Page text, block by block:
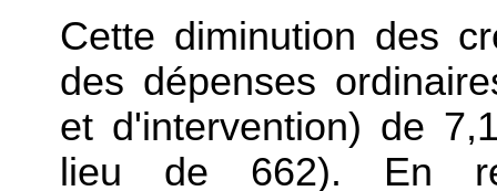
Cette diminution des
des dépenses
et d'intervention) de
lieu de 662). En